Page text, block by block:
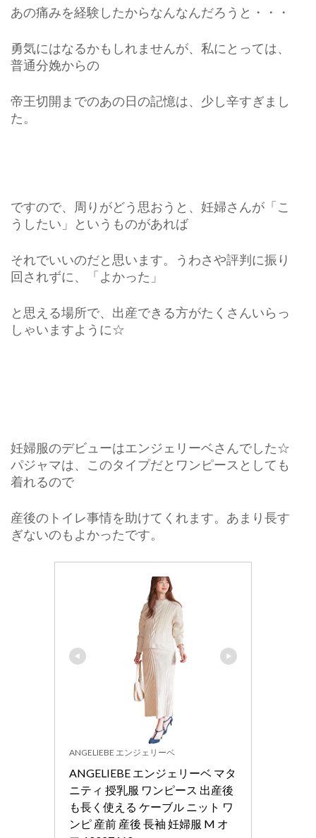
あの痛みを経験したからなんなんだろうと・・・
勇気にはなるかもしれませんが、私にとっては、
普通分娩からの
帝王切開までのあの日の記憶は、少し辛すぎまし
た。
ですので、周りがどう思おうと、妊婦さんが「こ
うしたい」というものがあれば
それでいいのだと思います。うわさや評判に振り
回されずに、「よかった」
と思える場所で、出産できる方がたくさんいらっ
しゃいますように☆
妊婦服のデビューはエンジェリーベさんでした☆
パジャマは、このタイプだとワンピースとしても
着れるので
産後のトイレ事情を助けてくれます。あまり長す
ぎないのもよかったです。
ANGELIEBE エンジェリーベ
ANGELIEBE エンジェリーベ マタ
ニティ 授乳服 ワンピース 出産後
も長く使える ケーブル ニット ワ
ンピ 産前 産後 長袖 妊婦服 M オ